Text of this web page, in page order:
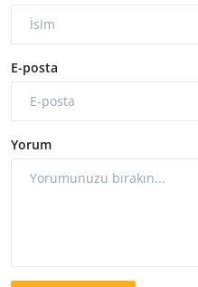
E-posta
Yorum